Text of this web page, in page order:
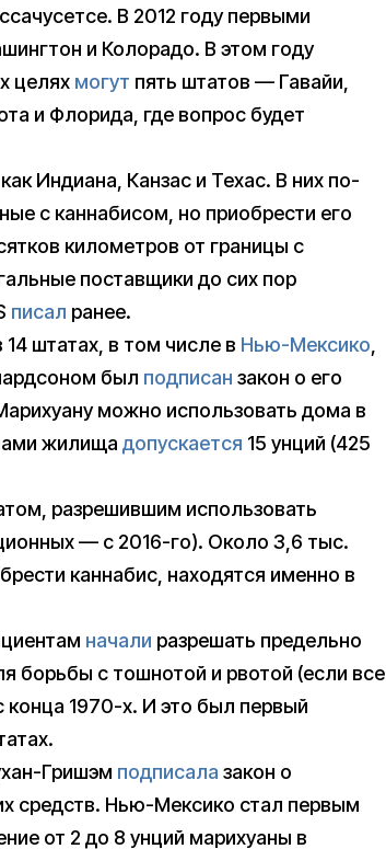
В 2012 году первыми
и Колорадо. В этом году
целях могут пять штатов — Гавайи,
и Флорида, где вопрос будет
Индиана, Канзас и Техас. В них по-
с каннабисом, но приобрести его
километров от границы с
поставщики до сих пор
писал ранее.
14 штатах, в том числе в Нью-Мексико,
был подписан закон о его
можно использовать дома в
жилища допускается 15 унций (425
разрешившим использовать
— с 2016-го). Около 3,6 тыс.
каннабис, находятся именно в
начали разрешать предельно
борьбы с тошнотой и рвотой (если все
1970-х. И это был первый
Гришэм подписала закон о
средств. Нью-Мексико стал первым
от 2 до 8 унций марихуаны в